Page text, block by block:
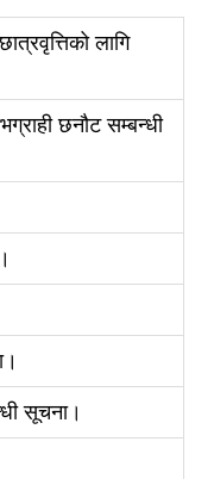
लागि
छनौट सम्बन्धी
सूचना।